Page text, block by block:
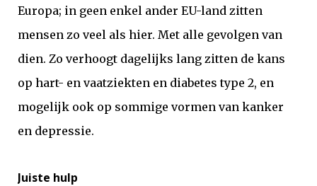
Europa; in geen enkel ander EU-land zitten
mensen zo veel als hier. Met alle gevolgen van
dien. Zo verhoogt dagelijks lang zitten de kans
op hart- en vaatziekten en diabetes type 2, en
mogelijk ook op sommige vormen van kanker
en depressie.
Juiste hulp